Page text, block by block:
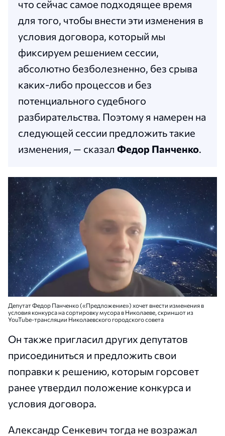
что сейчас самое подходящее время
для того, чтобы внести эти изменения в
условия договора, который мы
фиксируем решением сессии,
абсолютно безболезненно, без срыва
каких-либо процессов и без
потенциального судебного
разбирательства. Поэтому я намерен на
следующей сессии предложить такие
изменения, — сказал Федор Панченко.
Депутат Федор Панченко («Предложение») хочет внести изменения в
условия конкурса на сортировку мусора в Николаеве, скриншот из
YouTube-трансляции Николаевского городского совета
Он также пригласил других депутатов
присоединиться и предложить свои
поправки к решению, которым горсовет
ранее утвердил положение конкурса и
условия договора.
Александр Сенкевич тогда не возражал